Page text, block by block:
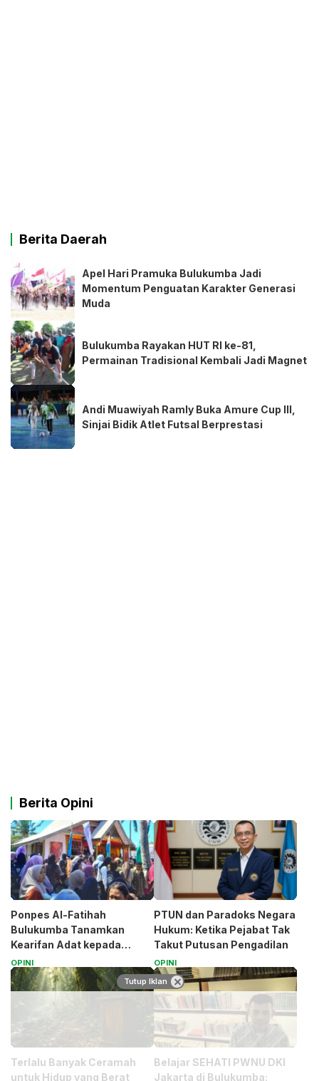
Berita Daerah
Apel Hari Pramuka Bulukumba Jadi
Momentum Penguatan Karakter Generasi
Muda
Bulukumba Rayakan HUT RI ke-81,
Permainan Tradisional Kembali Jadi Magnet
Andi Muawiyah Ramly Buka Amure Cup III,
Sinjai Bidik Atlet Futsal Berprestasi
Berita Opini
Ponpes Al-Fatihah
Bulukumba Tanamkan
Kearifan Adat kepada
Santri (Bagian 1)
OPINI
PTUN dan Paradoks Negara
Hukum: Ketika Pejabat Tak
Takut Putusan Pengadilan
OPINI
Terlalu Banyak Ceramah
untuk Hidup yang Berat
Belajar SEHATI PWNU DKI
Jakarta di Bulukumba:
Tutup Iklan